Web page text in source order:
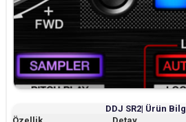
DDJ SR2| Ürün